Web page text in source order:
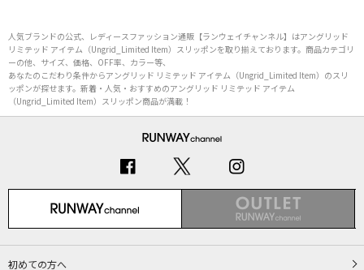
人気ブランドの公式、レディースファッション通販【ランウェイチャンネル】はアングリッド
リミテッド アイテム（Ungrid_Limited Item）スリッポンを取り揃えております。商品カテゴリ
ーの他、サイズ、価格、OFF率、カラー等、
あなたのこだわり条件からアングリッド リミテッド アイテム（Ungrid_Limited Item）のスリ
ッポンが探せます。新着・人気・おすすめのアングリッド リミテッド アイテム
（Ungrid_Limited Item）スリッポン商品が満載！
初めての方へ